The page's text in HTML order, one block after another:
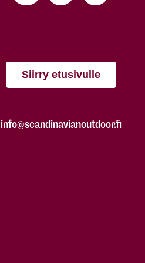
Siirry etusivulle
info@scandinavianoutdoor.fi